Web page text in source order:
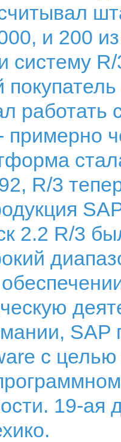
и 200
систему
примерно
R/3
2.2 R/3
SAP
с целью
19-ая